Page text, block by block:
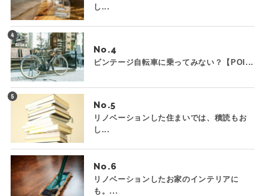
し...
No.
ビンテージ自転車に乗ってみない？【POI...
No.
リノベーションした住まいでは、積読もお
し...
No.
リノベーションしたお家のインテリアに
も。...